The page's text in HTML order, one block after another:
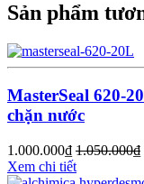
Sản phẩm
MasterSeal 620-
chặn nước
1.000.000₫ 1.050.000₫
Xem chi tiết